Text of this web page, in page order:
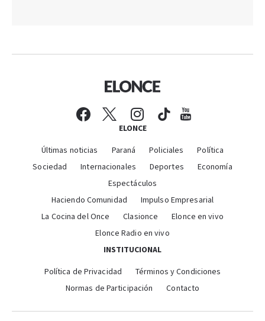
ELONCE
Últimas noticias Paraná Policiales
Política
Sociedad
Internacionales Deportes
Economía
Espectáculos
Haciendo Comunidad
Impulso Empresarial
La Cocina del Once
Clasionce
Elonce en vivo
Elonce Radio en vivo
INSTITUCIONAL
Política de Privacidad
Términos y Condiciones
Normas de Participación
Contacto